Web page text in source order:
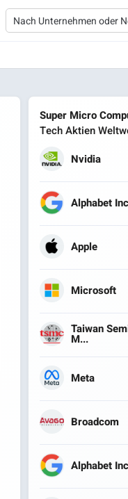
Super Micro
Tech Aktien
Nvidia
Alphabet
Apple
Microsoft
Taiwan
M...
Meta
Broadcom
Alphabet